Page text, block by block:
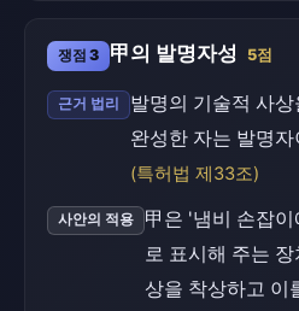
쟁점 3 甲의 발명자성 5점
근거 법리
발명의 기술적 사
완성한 자는 발명
(특허법 제33조)
사안의 적용
甲은 '냄비 손잡
로 표시해 주는
상을 착상하고 이